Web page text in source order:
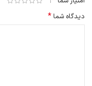
دیدگاه شما*